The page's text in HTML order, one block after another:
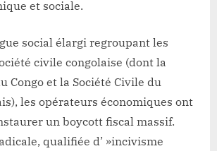
et sociale.
social élargi regroupant les
civile congolaise (dont la
Congo et la Société Civile du
les opérateurs économiques ont
un boycott fiscal massif.
qualifiée d’ »incivisme